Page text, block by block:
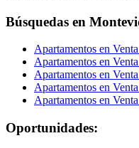
Búsquedas en
Apartamentos en
Apartamentos en
Apartamentos en
Apartamentos en
Apartamentos en
Oportunidades: